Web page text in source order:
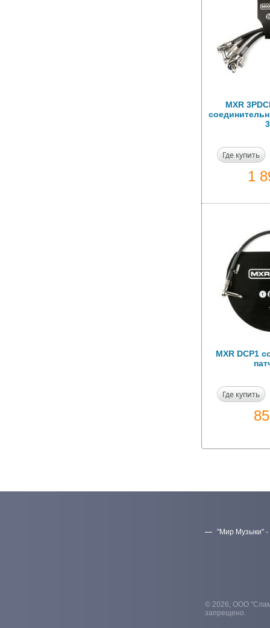
MXR
Где купить
1
MXR DCP1
Где купить
"Мир Музыки" -
© 2026, ООО
запрещено.